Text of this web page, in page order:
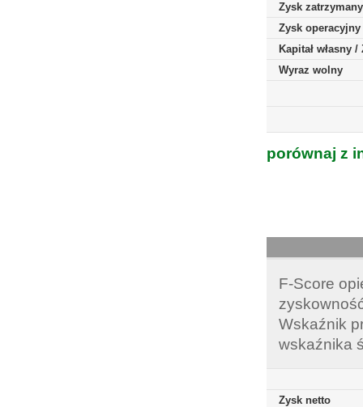
Zysk
Zysk operacyjny
Kapitał własny
Wyraz wolny
porównaj z
F-Score
Wskaźnik
wskaźnika
Zysk netto